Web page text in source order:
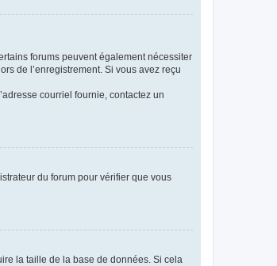
forums peuvent également nécessiter
de l’enregistrement. Si vous avez reçu
courriel fournie, contactez un
du forum pour vérifier que vous
la taille de la base de données. Si cela